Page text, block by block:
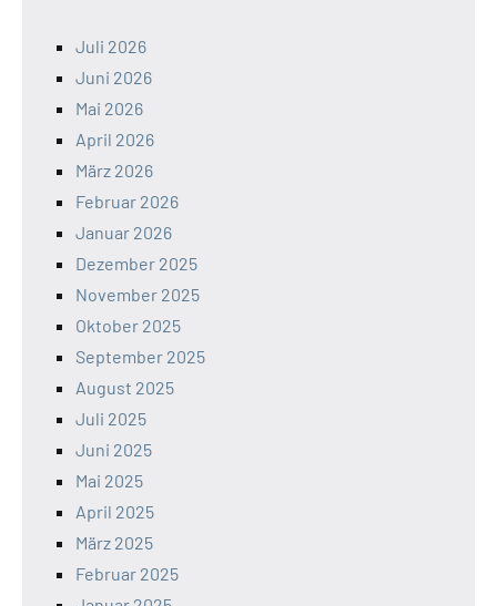
Juli 2026
Juni 2026
Mai 2026
April 2026
März 2026
Februar 2026
Januar 2026
Dezember 2025
November 2025
Oktober 2025
September 2025
August 2025
Juli 2025
Juni 2025
Mai 2025
April 2025
März 2025
Februar 2025